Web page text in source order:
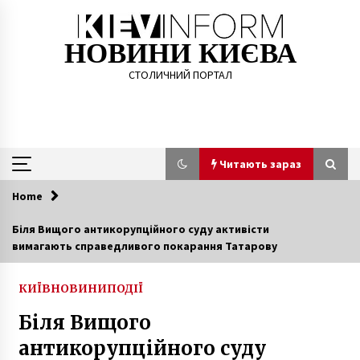
НОВИНИ КИЄВА
СТОЛИЧНИЙ ПОРТАЛ
Читають зараз
Читають зараз
На Київщині жінка вбила чоловіка ніжкою від
стола
6 років ago
IKEA тимчасово зупинила роботу інтернет-
магазину в Україні
Home
Біля Вищого антикорупційного суду активісти
вимагають справедливого покарання Татарову
КИЇВНОВИНИПОДІЇ
Біля Вищого
антикорупційного суду